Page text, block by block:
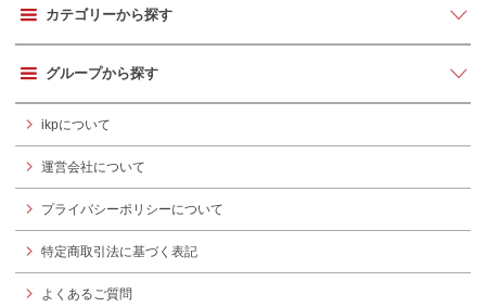
カテゴリーから探す
グループから探す
ikpについて
運営会社について
プライバシーポリシーについて
特定商取引法に基づく表記
よくあるご質問